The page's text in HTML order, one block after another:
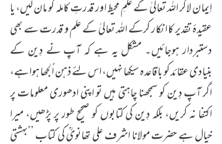
اِیمان لاکر اللہ تعالیٰ کے علمِ محیط اور قدرتِ کاملہ کو مان لیں، یا
عقیدۂ تقدیر کا انکار کرکے اللہ تعالیٰ کے علم و قدرت سے بھی
دستبردار ہوجائیں۔ مشکل یہ ہے کہ آپ نے دِین کے
بنیادی عقائد کو باقاعدہ سیکھا نہیں، اس لئے ذہن اُلجھا ہوا ہے،
اگر آپ دِین کو سمجھنا چاہتی ہیں تو اپنی ادھوری معلومات پر
اکتفا نہ کریں، بلکہ دِین کی کتابوں کو صحیح طور پر پڑھیں، میرا
خیال ہے حضرت مولانا اشرف علی تھانویؒ کی کتاب ’’بہشتی